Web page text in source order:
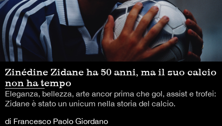
Zinédine Zidane ha 50 anni, ma il suo calcio
non ha tempo
Eleganza, bellezza, arte ancor prima che gol, assist e trofei:
Zidane è stato un unicum nella storia del calcio.
di Francesco Paolo Giordano